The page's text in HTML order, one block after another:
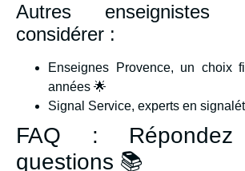
Autres
considérer :
Enseignes Provence, un choix
années 🌟
Signal Service, experts en
FAQ :
questions 📚